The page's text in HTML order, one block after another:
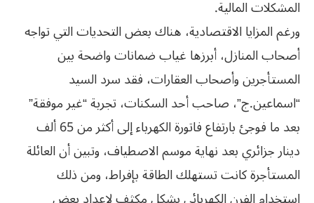
المشكلات المالية.
ورغم المزايا الاقتصادية، هناك بعض التحديات التي تواجه
أصحاب المنازل، أبرزها غياب ضمانات واضحة بين
المستأجرين وأصحاب العقارات، فقد سرد السيد
“اسماعين.ج”، صاحب أحد السكنات، تجربة “غير موفقة”
بعد ما فوجئ بارتفاع فاتورة الكهرباء إلى أكثر من 65 ألف
دينار جزائري بعد نهاية موسم الاصطياف، وتبين أن العائلة
المستأجرة كانت تستهلك الطاقة بإفراط، ومن ذلك